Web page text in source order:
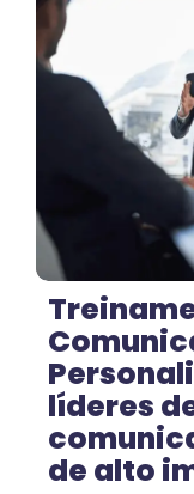
líderes
de alto